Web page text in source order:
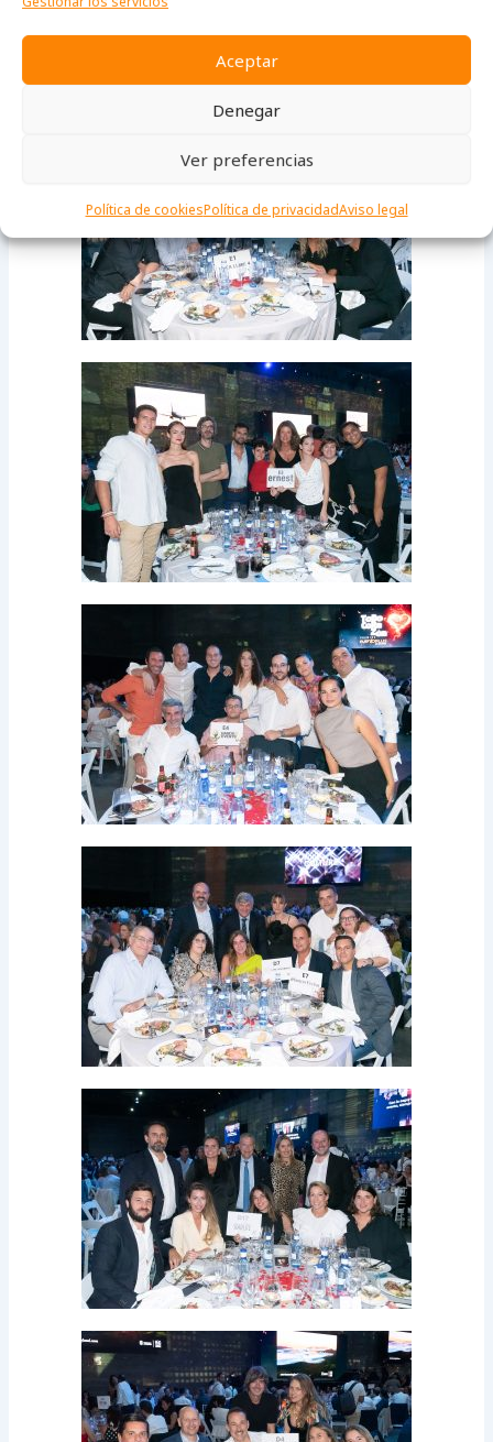
Aceptar
Denegar
Ver preferencias
Política de cookiesPolítica de privacidadAviso legal